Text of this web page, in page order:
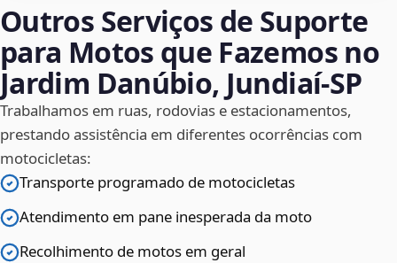
Outros Serviços de Suporte
para Motos que Fazemos no
Jardim Danúbio, Jundiaí‑SP
Trabalhamos em ruas, rodovias e estacionamentos,
prestando assistência em diferentes ocorrências com
motocicletas:
Transporte programado de motocicletas
Atendimento em pane inesperada da moto
Recolhimento de motos em geral